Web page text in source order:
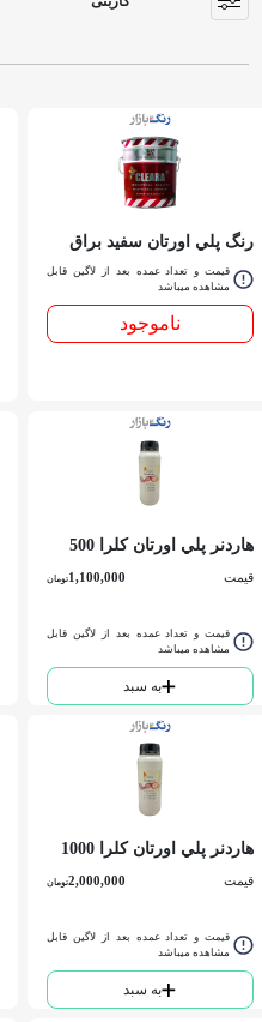
رنگ پلي اورتان سفيد براق
رويال کلرا گالن
قیمت و تعداد عمده بعد از لاگین قابل
مشاهده میباشد
ناموجود
هاردنر پلي اورتان کلرا 500
گرمي
قیمت 1,100,000تومان
قیمت و تعداد عمده بعد از لاگین قابل
مشاهده میباشد
به سبد
هاردنر پلي اورتان کلرا 1000
گرمي
قیمت 2,000,000تومان
قیمت و تعداد عمده بعد از لاگین قابل
مشاهده میباشد
به سبد